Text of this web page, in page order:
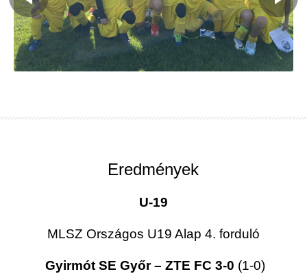
Eredmények
U-19
MLSZ Országos U19 Alap 4. forduló
Gyirmót SE Győr – ZTE FC 3-0 (1-0)